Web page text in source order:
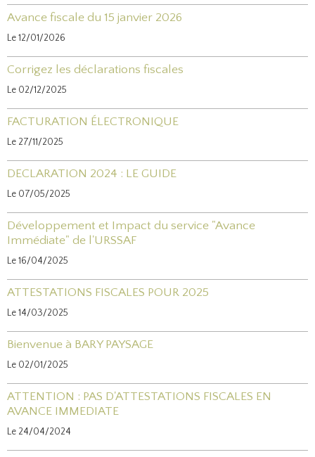
Avance fiscale du 15 janvier 2026
Le 12/01/2026
Corrigez les déclarations fiscales
Le 02/12/2025
FACTURATION ÉLECTRONIQUE
Le 27/11/2025
DECLARATION 2024 : LE GUIDE
Le 07/05/2025
Développement et Impact du service "Avance
Immédiate" de l'URSSAF
Le 16/04/2025
ATTESTATIONS FISCALES POUR 2025
Le 14/03/2025
Bienvenue à BARY PAYSAGE
Le 02/01/2025
ATTENTION : PAS D'ATTESTATIONS FISCALES EN
AVANCE IMMEDIATE
Le 24/04/2024